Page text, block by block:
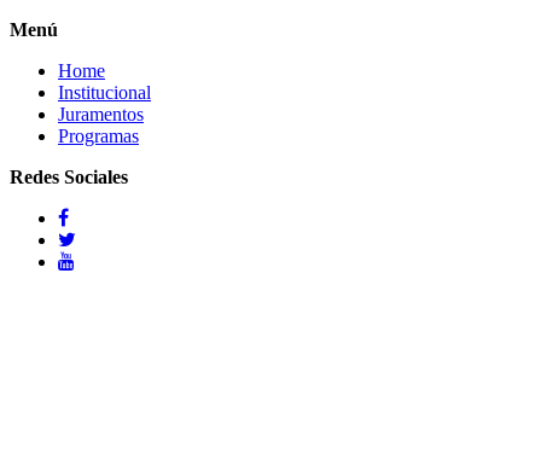
Menú
Home
Institucional
Juramentos
Programas
Redes Sociales